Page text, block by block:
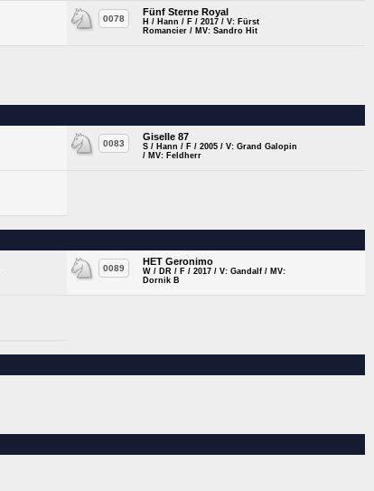
0078
Fünf Sterne Royal
H / Hann / F / 2017 / V: Fürst
Romancier / MV: Sandro Hit
0083
Giselle 87
S / Hann / F / 2005 / V: Grand Galopin
/ MV: Feldherr
0089
HET Geronimo
W / DR / F / 2017 / V: Gandalf / MV:
Dornik B